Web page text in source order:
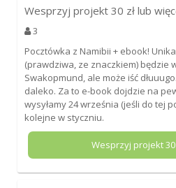
Wesprzyj projekt 30 zł lub
3
Pocztówka z Namibii + ebook!
(prawdziwa, ze znaczkiem) będzie
Swakopmund, ale może iść
daleko. Za to e-book dojdzie na
wysyłamy 24 września (jeśli do tej
kolejne w styczniu.
Wesprzyj projekt30